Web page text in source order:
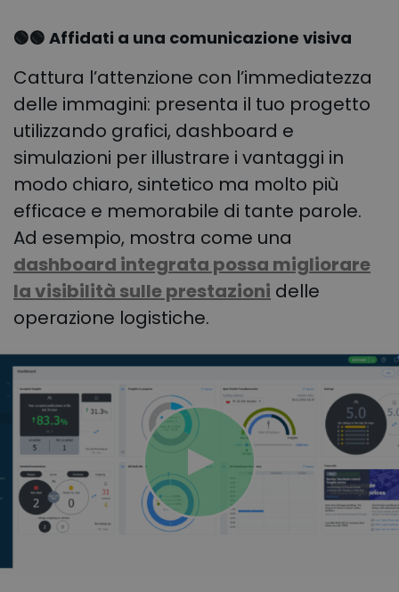
🟢🟢 Affidati a una comunicazione visiva
Cattura l’attenzione con l’immediatezza
delle immagini: presenta il tuo progetto
utilizzando grafici, dashboard e
simulazioni per illustrare i vantaggi in
modo chiaro, sintetico ma molto più
efficace e memorabile di tante parole.
Ad esempio, mostra come una
dashboard integrata possa migliorare
la visibilità sulle prestazioni delle
operazione logistiche.